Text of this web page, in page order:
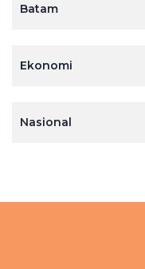
Batam
Ekonomi
Nasional